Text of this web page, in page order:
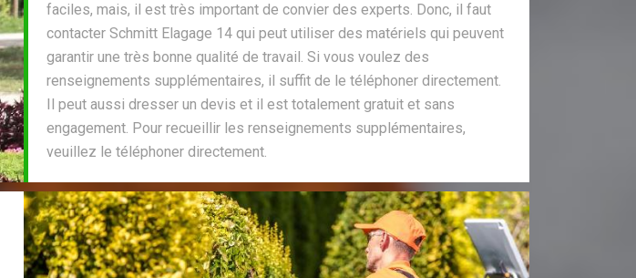
faciles, mais, il est très important de convier des experts. Donc, il faut
contacter Schmitt Elagage 14 qui peut utiliser des matériels qui peuvent
garantir une très bonne qualité de travail. Si vous voulez des
renseignements supplémentaires, il suffit de le téléphoner directement.
Il peut aussi dresser un devis et il est totalement gratuit et sans
engagement. Pour recueillir les renseignements supplémentaires,
veuillez le téléphoner directement.